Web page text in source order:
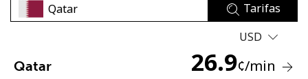
Tarifas
USD
Qatar 26.9¢/min